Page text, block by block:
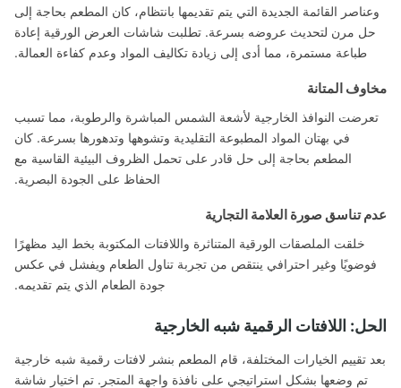
القائمة الجديدة التي يتم تقديمها بانتظام، كان المطعم بحاجة إلى
مرن لتحديث عروضه بسرعة. تطلبت شاشات العرض الورقية إعادة
طباعة مستمرة، مما أدى إلى زيادة تكاليف المواد وعدم كفاءة العمالة.
المتانة
النوافذ الخارجية لأشعة الشمس المباشرة والرطوبة، مما تسبب
في بهتان المواد المطبوعة التقليدية وتشوهها وتدهورها بسرعة. كان
المطعم بحاجة إلى حل قادر على تحمل الظروف البيئية القاسية مع
الحفاظ على الجودة البصرية.
تناسق صورة العلامة التجارية
خلقت الملصقات الورقية المتناثرة واللافتات المكتوبة بخط اليد مظهرًا
وغير احترافي ينتقص من تجربة تناول الطعام ويفشل في عكس
جودة الطعام الذي يتم تقديمه.
اللافتات الرقمية شبه الخارجية
تقييم الخيارات المختلفة، قام المطعم بنشر لافتات رقمية شبه خارجية
تم وضعها بشكل استراتيجي على نافذة واجهة المتجر. تم اختيار شاشة